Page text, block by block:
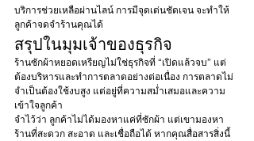
บริการช่วยเหลือผ่านไลน์ การมีจุดเด่นชัดเจน จะทำให้
ลูกค้าจดจำร้านคุณได้
สรุปในมุมเจ้าของธุรกิจ
ร้านซักผ้าหยอดเหรียญไม่ใช่ธุรกิจที่ “เปิดแล้วจบ” แต่
ต้องบริหารและทำการตลาดอย่างต่อเนื่อง การตลาดไม่
จำเป็นต้องใช้งบสูง แต่อยู่ที่ความสม่ำเสมอและความ
เข้าใจลูกค้า
จำไว้ว่า ลูกค้าไม่ได้มองหาแค่ที่ซักผ้า แต่เขามองหา
ร้านที่สะดวก สะอาด และเชื่อถือได้ หากคุณสื่อสารสิ่งนี้